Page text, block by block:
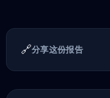
🔗分享这份报告